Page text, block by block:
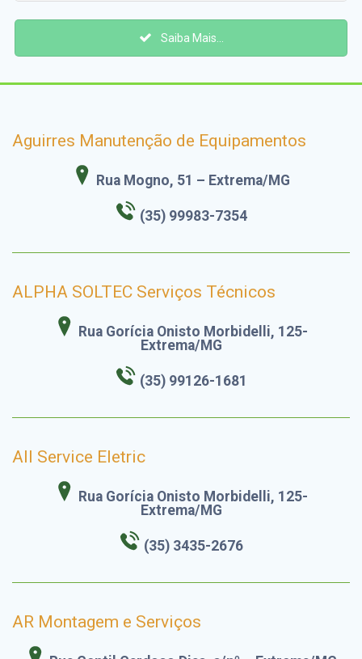
Saiba Mais...
Aguirres Manutenção de Equipamentos
Rua Mogno, 51 – Extrema/MG
(35) 99983-7354
ALPHA SOLTEC Serviços Técnicos
Rua Gorícia Onisto Morbidelli, 125-
Extrema/MG
(35) 99126-1681
All Service Eletric
Rua Gorícia Onisto Morbidelli, 125-
Extrema/MG
(35) 3435-2676
AR Montagem e Serviços